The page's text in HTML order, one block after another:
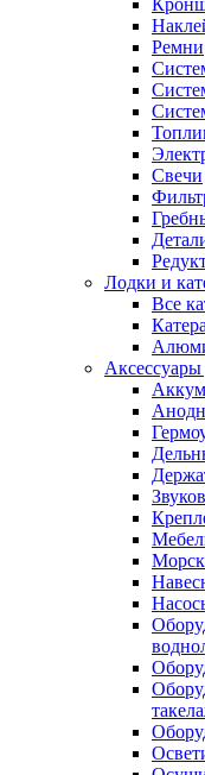
Ремни
Свечи
Лодки и
Все